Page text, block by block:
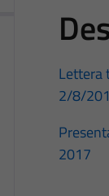
Lettera
2/8/
2017